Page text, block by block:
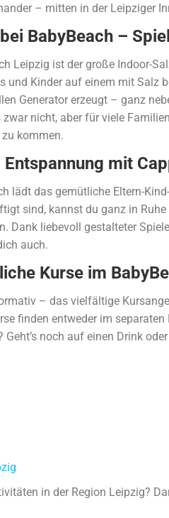
– mitten in der Leipziger
BabyBeach –
Leipzig ist der große Indoor-
und Kinder auf einem mit Salz
Generator erzeugt – ganz
nicht, aber für viele
kommen.
mit
lädt das gemütliche Eltern-
sind, kannst du ganz in
Dank liebevoll gestalteter
auch.
Kurse im
– das vielfältige
finden entweder im
noch auf einen Drink
in der Region Leipzig?